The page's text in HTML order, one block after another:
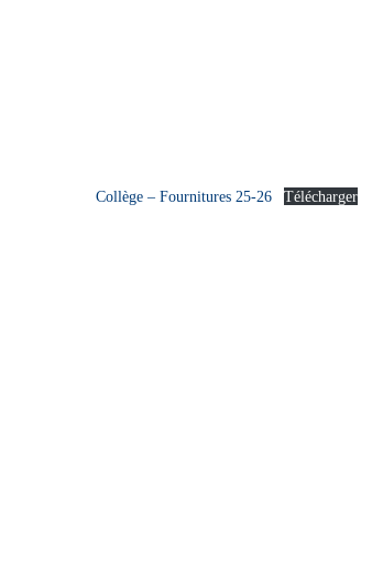
Collège – Fournitures 25-26 Télécharger